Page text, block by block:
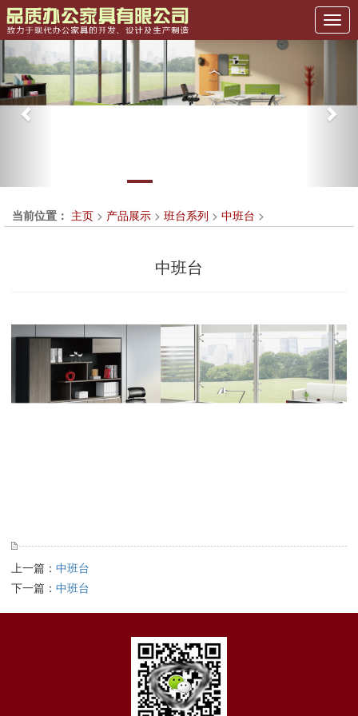
Previous
当前位置： 主页 > 产品展示 > 班台系列 > 中班台 >
中班台
上一篇： 中班台
下一篇： 中班台